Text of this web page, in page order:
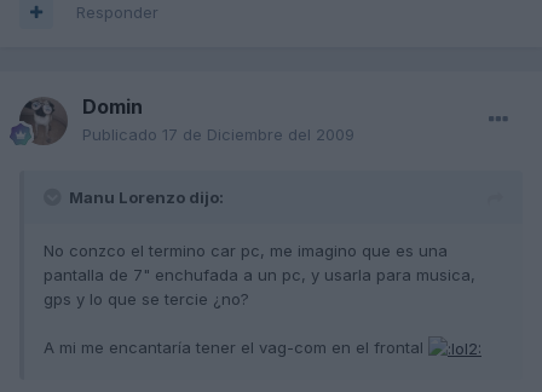
Responder
Domin
Publicado 17 de Diciembre del 2009
Manu Lorenzo dijo:
No conzco el termino car pc, me imagino que es una
pantalla de 7" enchufada a un pc, y usarla para musica,
gps y lo que se tercie ¿no?
A mi me encantaría tener el vag-com en el frontal